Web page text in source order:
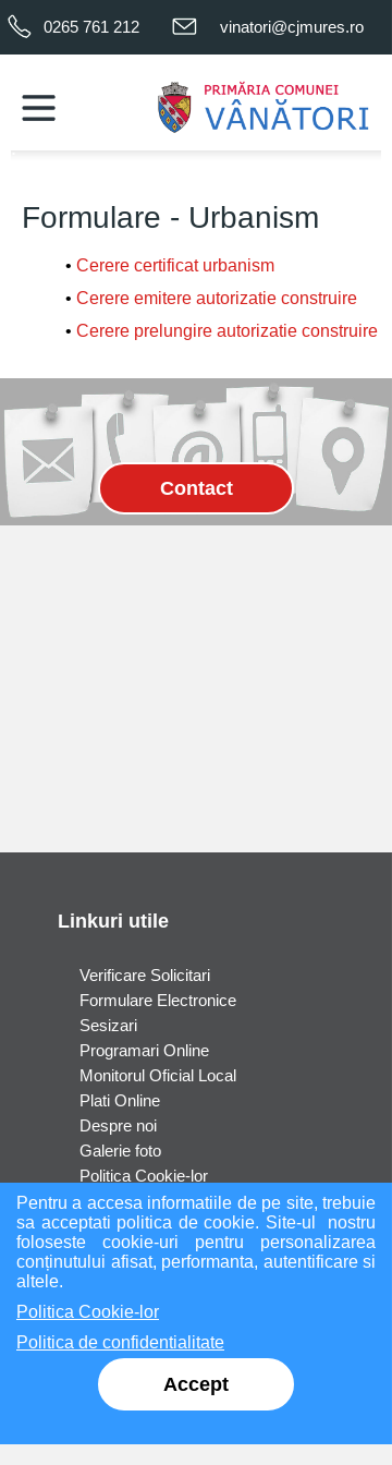
0265 761 212 vinatori@cjmures.ro
Formulare - Urbanism
• Cerere certificat urbanism
• Cerere emitere autorizatie construire
• Cerere prelungire autorizatie construire
Linkuri utile
Verificare Solicitari
Formulare Electronice
Sesizari
Programari Online
Monitorul Oficial Local
Plati Online
Despre noi
Galerie foto
Politica Cookie-lor
Politica de confidentialitate
ANPC
Socializare
Pentru a accesa informatiile de pe site, trebuie
sa acceptati politica de cookie. Site-ul nostru
foloseste cookie-uri pentru personalizarea
conținutului afisat, performanta, autentificare si
altele.
Politica Cookie-lor
Politica de confidentialitate